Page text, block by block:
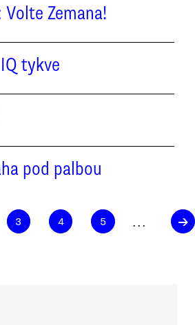
Zemana!
tykve
pod palbou
3 4 5 . . . →